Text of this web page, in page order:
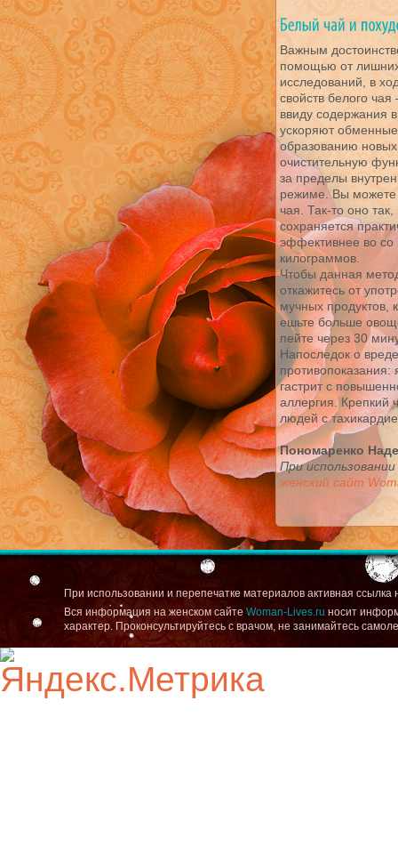
Важным
помощью от
исследований, в
свойств белого чая
ввиду содержания
ускоряют
образованию
очистительную
за пределы
режиме. Вы можете
чая. Так-то оно
сохраняется
эффективнее во со
килограммов.
Чтобы данная
откажитесь от
мучных продуктов,
ешьте больше
пейте через 30
Напоследок о
противопоказания:
гастрит с
аллергия. Крепкий
людей с
Пономаренко
При
женский сайт
При использовании и перепечатке материалов активная ссылка
Вся информация на женском сайте Woman-Lives.ru носит
характер. Проконсультируйтесь с врачом, не занимайтесь